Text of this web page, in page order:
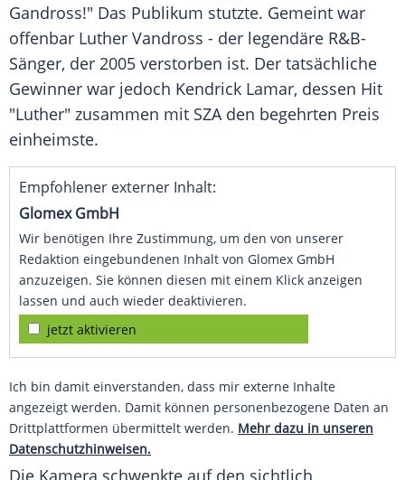
Gandross!" Das Publikum stutzte. Gemeint war
offenbar Luther Vandross - der legendäre R&B-
Sänger, der 2005 verstorben ist. Der tatsächliche
Gewinner war jedoch Kendrick Lamar, dessen Hit
"Luther" zusammen mit SZA den begehrten Preis
einheimste.
Empfohlener externer Inhalt:
Glomex GmbH
Wir benötigen Ihre Zustimmung, um den von unserer
Redaktion eingebundenen Inhalt von Glomex GmbH
anzuzeigen. Sie können diesen mit einem Klick anzeigen
lassen und auch wieder deaktivieren.
jetzt aktivieren
Ich bin damit einverstanden, dass mir externe Inhalte
angezeigt werden. Damit können personenbezogene Daten an
Drittplattformen übermittelt werden. Mehr dazu in unseren
Datenschutzhinweisen.